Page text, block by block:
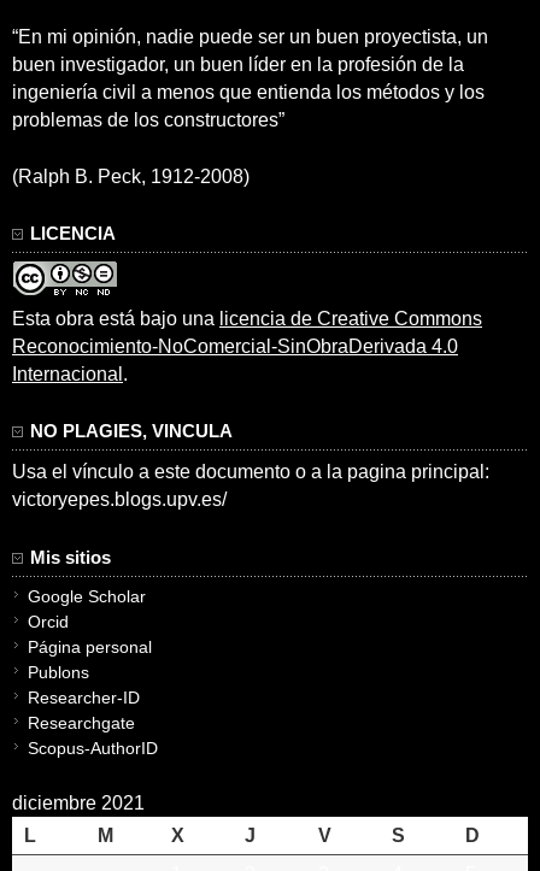
“En mi opinión, nadie puede ser un buen proyectista, un
buen investigador, un buen líder en la profesión de la
ingeniería civil a menos que entienda los métodos y los
problemas de los constructores”
(Ralph B. Peck, 1912-2008)
LICENCIA
Esta obra está bajo una licencia de Creative Commons
Reconocimiento-NoComercial-SinObraDerivada 4.0
Internacional .
NO PLAGIES, VINCULA
Usa el vínculo a este documento o a la pagina principal:
victoryepes.blogs.upv.es/
Mis sitios
Google Scholar
Orcid
Página personal
Publons
Researcher-ID
Researchgate
Scopus-AuthorID
diciembre 2021
L
M X J V S
D